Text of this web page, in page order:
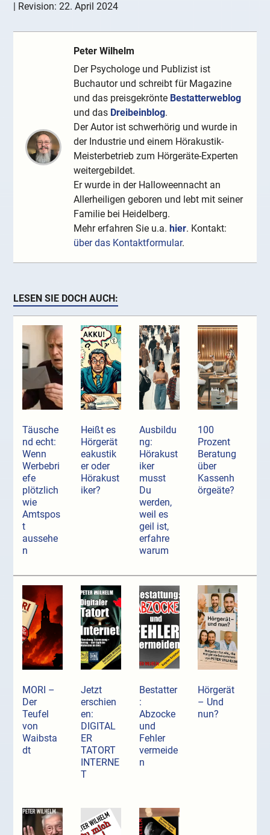
| Revision:22. April 2024
Peter Wilhelm
Der Psychologe und Publizist ist
Buchautor und schreibt für Magazine
und das preisgekrönte Bestatterweblog
und das Dreibeinblog.
Der Autor ist schwerhörig und wurde in
der Industrie und einem Hörakustik-
Meisterbetrieb zum Hörgeräte-Experten
weitergebildet.
Er wurde in der Halloweennacht an
Allerheiligen geboren und lebt mit seiner
Familie bei Heidelberg.
Mehr erfahren Sie u.a.hier. Kontakt:
über das Kontaktformular.
LESEN SIE DOCH AUCH:
Täusche
nd echt:
Wenn
Werbebri
efe
plötzlich
wie
Amtspos
t
aussehe
n
Heißt es
Hörgerät
eakustik
er oder
Hörakust
iker?
Ausbildu
ng:
Hörakust
iker
musst
Du
werden,
weil es
geil ist,
erfahre
warum
100
Prozent
Beratung
über
Kassenh
örgeäte?
MORI –
Der
Teufel
von
Waibsta
dt
Jetzt
erschien
en:
DIGITAL
ER
TATORT
INTERNE
T
Bestatter
:
Abzocke
und
Fehler
vermeide
n
Hörgerät
– Und
nun?